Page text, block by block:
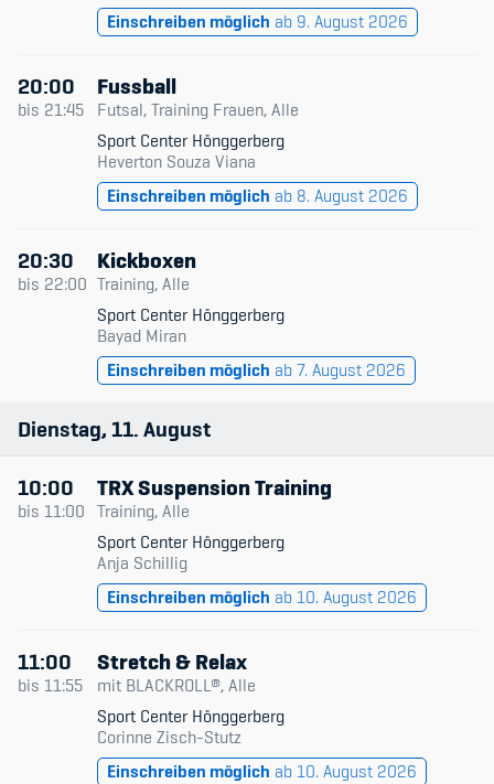
Einschreiben möglich ab 9. August 2026
20:00
bis 21:45
Fussball
Futsal, Training Frauen, Alle
Sport Center Hönggerberg
Heverton Souza Viana
Einschreiben möglich ab 8. August 2026
20:30
bis 22:00
Kickboxen
Training, Alle
Sport Center Hönggerberg
Bayad Miran
Einschreiben möglich ab 7. August 2026
Dienstag 11 August
10:00
bis 11:00
TRX Suspension Training
Training, Alle
Sport Center Hönggerberg
Anja Schillig
Einschreiben möglich ab 10. August 2026
11:00
bis 11:55
Stretch & Relax
mit BLACKROLL®, Alle
Sport Center Hönggerberg
Corinne Zisch-Stutz
Einschreiben möglich ab 10. August 2026